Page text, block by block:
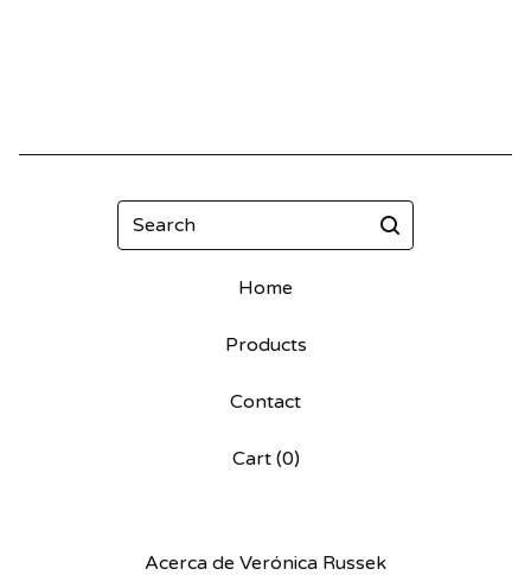
Search
Home
Products
Contact
Cart (0)
Acerca de Verónica Russek